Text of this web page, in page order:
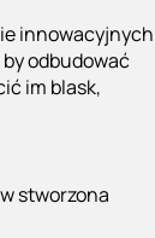
innowacyjnych
odbudować
im blask,
stworzona